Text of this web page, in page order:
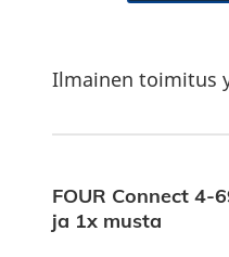
Ilmainen toimitus
FOUR Connect 4-
ja 1x musta